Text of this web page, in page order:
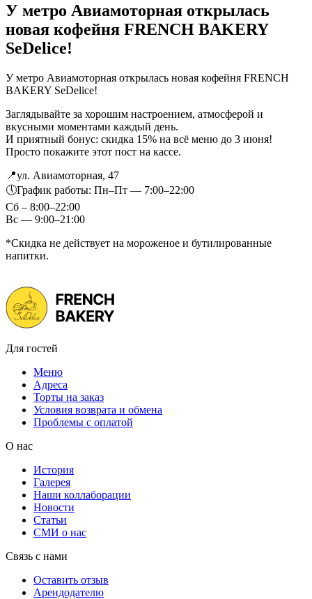
У метро Авиамоторная открылась
новая кофейня FRENCH BAKERY
SeDelice!
У метро Авиамоторная открылась новая кофейня FRENCH
BAKERY SeDelice!
Заглядывайте за хорошим настроением, атмосферой и
вкусными моментами каждый день.
И приятный бонус: скидка 15% на всё меню до 3 июня!
Просто покажите этот пост на кассе.
📍ул. Авиамоторная, 47
🕔График работы: Пн–Пт — 7:00–22:00
Сб – 8:00–22:00
Вс — 9:00–21:00
*Скидка не действует на мороженое и бутилированные
напитки.
Для гостей
Меню
Адреса
Торты на заказ
Условия возврата и обмена
Проблемы с оплатой
О нас
История
Галерея
Наши коллаборации
Новости
Статьи
СМИ о нас
Связь с нами
Оставить отзыв
Арендодателю